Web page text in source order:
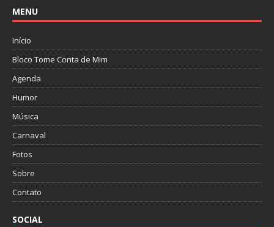
MENU
Início
Bloco Tome Conta de Mim
Agenda
Humor
Música
Carnaval
Fotos
Sobre
Contato
SOCIAL